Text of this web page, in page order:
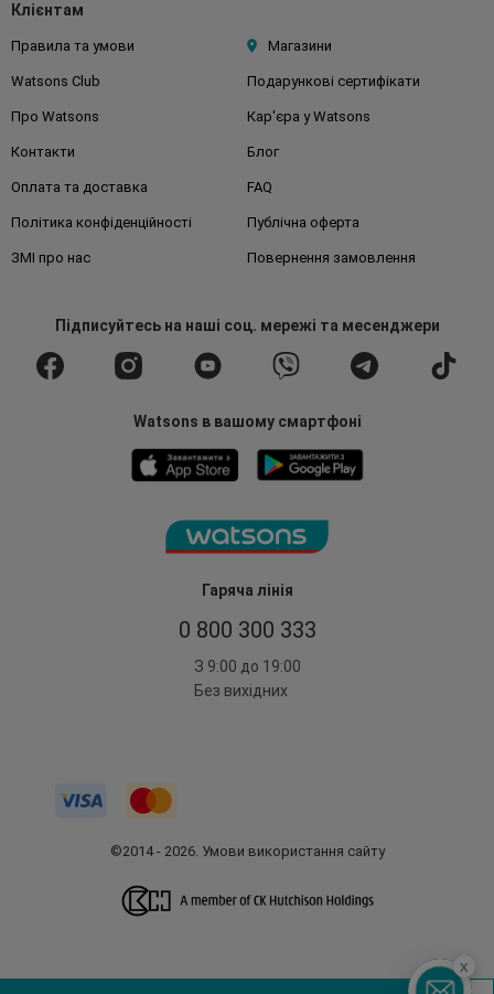
Гаряча лінія
0 800 300 333
З 9:00 до 19:00
Без вихідних
Клієнтам
Правила та умови Магазини
Watsons Club Подарункові сертифікати
Про Watsons Кар'єра у Watsons
Контакти Блог
Оплата та доставка FAQ
Політика конфіденційності Публічна оферта
ЗМІ про нас Повернення замовлення
Підписуйтесьна наші соц. мережі та месенджери
Watsons в вашому смартфоні
©2014 - 2026. Умови використання сайту
x